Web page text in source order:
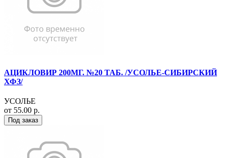
АЦИКЛОВИР 200МГ. №20 ТАБ. /УСОЛЬЕ-СИБИРСКИЙ
ХФЗ/
УСОЛЬЕ
от 55.00 р.
Под заказ